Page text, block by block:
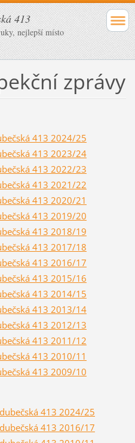
413
nejlepší místo
zprávy
413 2024/25
413 2023/24
413 2022/23
413 2021/22
413 2020/21
413 2019/20
413 2018/19
413 2017/18
413 2016/17
413 2015/16
413 2014/15
413 2013/14
413 2012/13
413 2011/12
413 2010/11
413 2009/10
413 2024/25
413 2016/17